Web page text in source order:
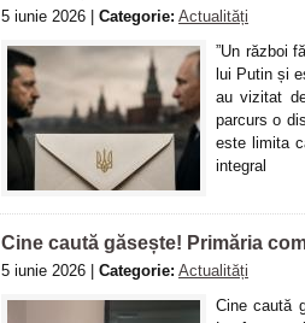
5 iunie 2026 | Categorie: Actualități
”Un război
lui Putin și
au vizitat
parcurs o
este limita
integral
Cine caută găsește! Primăria
5 iunie 2026 | Categorie: Actualități
Cine caută